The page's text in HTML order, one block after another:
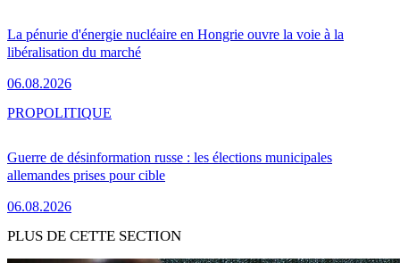
La pénurie d'énergie nucléaire en Hongrie ouvre la voie à la
libéralisation du marché
06.08.2026
Guerre de désinformation russe : les élections municipales
allemandes prises pour cible
06.08.2026
PROPOLITIQUE
PLUS DE CETTE SECTION